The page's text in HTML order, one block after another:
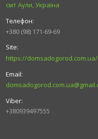
смт Аули, Україна
+380 (98) 171-69-69
https://domsadogorod.com.ua/
+380939497555